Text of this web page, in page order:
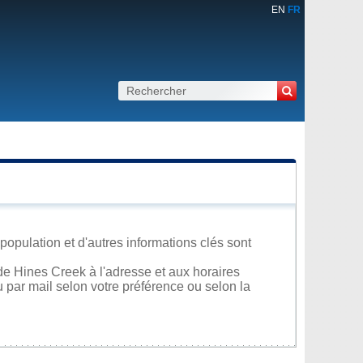
EN FR
et d'autres informations clés sont
Hines Creek à l'adresse et aux horaires
mail selon votre préférence ou selon la